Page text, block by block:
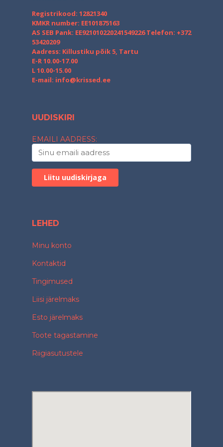
Registrikood: 12821340
KMKR number: EE101875163
AS SEB Pank: EE921010220241549226 Telefon: +372
53420209
Aadress: Killustiku põik 5, Tartu
E-R 10.00-17.00
L 10.00-15.00
E-mail: info@krissed.ee
UUDISKIRI
EMAILI AADRESS:
LEHED
Minu konto
Kontaktid
Tingimused
Liisi järelmaks
Esto järelmaks
Toote tagastamine
Riigiasutustele